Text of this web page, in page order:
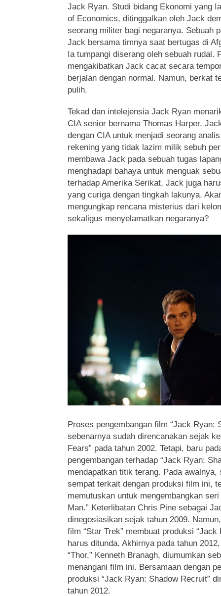
Jack Ryan. Studi bidang Ekonomi yang
of Economics, ditinggalkan oleh Jack
seorang militer bagi negaranya. Sebuah
Jack bersama timnya saat bertugas di
Ia tumpangi diserang oleh sebuah rudal.
mengakibatkan Jack cacat secara
berjalan dengan normal. Namun, berkat
pulih.
Tekad dan intelejensia Jack Ryan
CIA senior bernama Thomas Harper.
dengan CIA untuk menjadi seorang
rekening yang tidak lazim milik sebuh
membawa Jack pada sebuah tugas
menghadapi bahaya untuk menguak
terhadap Amerika Serikat, Jack juga
yang curiga dengan tingkah lakunya.
mengungkap rencana misterius dari
sekaligus menyelamatkan negaranya?
Proses pengembangan film “Jack Ryan:
sebenarnya sudah direncanakan sejak
Fears” pada tahun 2002. Tetapi, baru
pengembangan terhadap “Jack Ryan:
mendapatkan titik terang. Pada awalnya,
sempat terkait dengan produksi film ini,
memutuskan untuk mengembangkan seri
Man.” Keterlibatan Chris Pine sebagai
dinegosiasikan sejak tahun 2009.
film “Star Trek” membuat produksi “Jack
harus ditunda. Akhirnya pada tahun
“Thor,” Kenneth Branagh, diumumkan
menangani film ini. Bersamaan dengan
produksi “Jack Ryan: Shadow Recruit”
tahun 2012.